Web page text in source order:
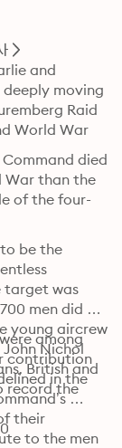
and
moving
Raid
World War
died
War than the
of the four-
be the
target was
men did
young aircrew
Nichol
British and
record the
among
contribution
in the
their
to the men